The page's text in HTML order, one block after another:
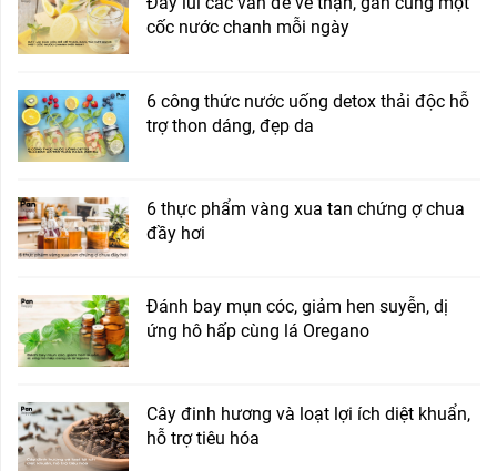
cốc nước chanh mỗi ngày
6 công thức nước uống detox thải độc hỗ
trợ thon dáng, đẹp da
6 thực phẩm vàng xua tan chứng ợ chua
đầy hơi
Đánh bay mụn cóc, giảm hen suyễn, dị
ứng hô hấp cùng lá Oregano
Cây đinh hương và loạt lợi ích diệt khuẩn,
hỗ trợ tiêu hóa